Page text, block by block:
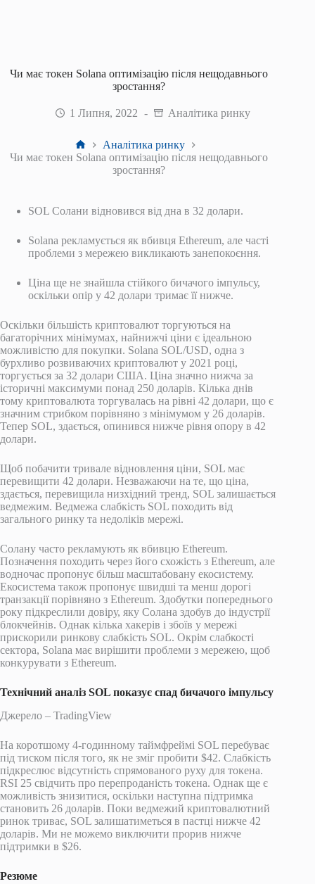
Чи має токен Solana оптимізацію після нещодавнього
зростання?
1 Липня, 2022 Аналітика ринку
Головна
Аналітика ринку
Чи має токен Solana оптимізацію після нещодавнього
зростання?
SOL Солани відновився від дна в 32 долари.
Solana рекламується як вбивця Ethereum, але часті
проблеми з мережею викликають занепокоєння.
Ціна ще не знайшла стійкого бичачого імпульсу,
оскільки опір у 42 долари тримає її нижче.
Оскільки більшість криптовалют торгуються на
багаторічних мінімумах, найнижчі ціни є ідеальною
можливістю для покупки. Solana SOL/USD, одна з
бурхливо розвиваючих криптовалют у 2021 році,
торгується за 32 долари США. Ціна значно нижча за
історичні максимуми понад 250 доларів. Кілька днів
тому криптовалюта торгувалась на рівні 42 долари, що є
значним стрибком порівняно з мінімумом у 26 доларів.
Тепер SOL, здається, опинився нижче рівня опору в 42
долари.
Щоб побачити тривале відновлення ціни, SOL має
перевищити 42 долари. Незважаючи на те, що ціна,
здається, перевищила низхідний тренд, SOL залишається
ведмежим. Ведмежа слабкість SOL походить від
загального ринку та недоліків мережі.
Солану часто рекламують як вбивцю Ethereum.
Позначення походить через його схожість з Ethereum, але
водночас пропонує більш масштабовану екосистему.
Екосистема також пропонує швидші та менш дорогі
транзакції порівняно з Ethereum. Здобутки попереднього
року підкреслили довіру, яку Солана здобув до індустрії
блокчейнів. Однак кілька хакерів і збоїв у мережі
прискорили ринкову слабкість SOL. Окрім слабкості
сектора, Solana має вирішити проблеми з мережею, щоб
конкурувати з Ethereum.
Технічний аналіз SOL показує спад бичачого імпульсу
Джерело – TradingView
На коротшому 4-годинному таймфреймі SOL перебуває
під тиском після того, як не зміг пробити $42. Слабкість
підкреслює відсутність спрямованого руху для токена.
RSI 25 свідчить про перепроданість токена. Однак ще є
можливість знизитися, оскільки наступна підтримка
становить 26 доларів. Поки ведмежий криптовалютний
ринок триває, SOL залишатиметься в пастці нижче 42
доларів. Ми не можемо виключити прорив нижче
підтримки в $26.
Резюме